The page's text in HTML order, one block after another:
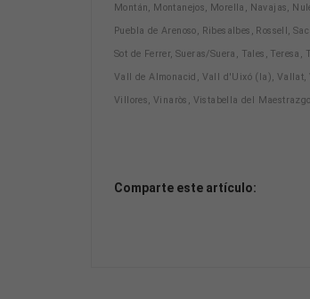
Montán, Montanejos, Morella, Navajas,
Puebla de Arenoso, Ribesalbes, Rossell,
Sot de Ferrer, Sueras/Suera, Tales,
Vall de Almonacid, Vall d'Uixó (la),
Villores, Vinaròs, Vistabella del
Comparte este artículo: